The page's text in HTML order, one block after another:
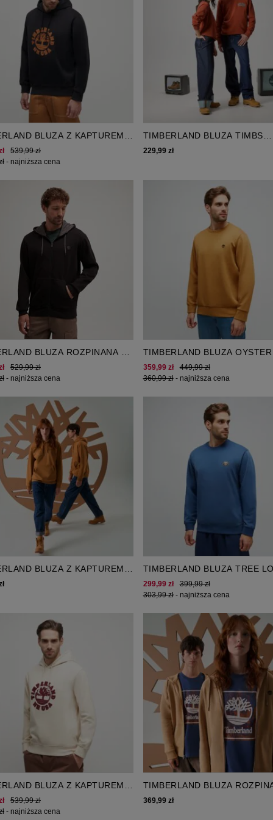
BLUZA Z KAPTUREM
GRAPHIC HOODIE
539,99 zł
- najniższa cena
TIMBERLAND BLUZA TIMBS
SWEATSHIRT
229,99 zł
BLUZA ROZPINANA Z
OYSTER RIVER CHEST
529,99 zł
- najniższa cena
TIMBERLAND BLUZA OYSTER
CHEST LOGO
449,99 zł
359,99 zł
360,99 zł- najniższa cena
BLUZA Z KAPTUREM
HOODIE
TIMBERLAND BLUZA TREE
PATCH CREWNECK
399,99 zł
299,99 zł
303,99 zł- najniższa cena
BLUZA Z KAPTUREM
GRAPHIC HOODIE
539,99 zł
- najniższa cena
TIMBERLAND BLUZA
KAPTUREM EXETER RIVER
369,99 zł